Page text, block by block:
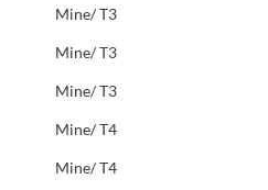
Mine/ T3
Mine/ T3
Mine/ T3
Mine/ T4
Mine/ T4